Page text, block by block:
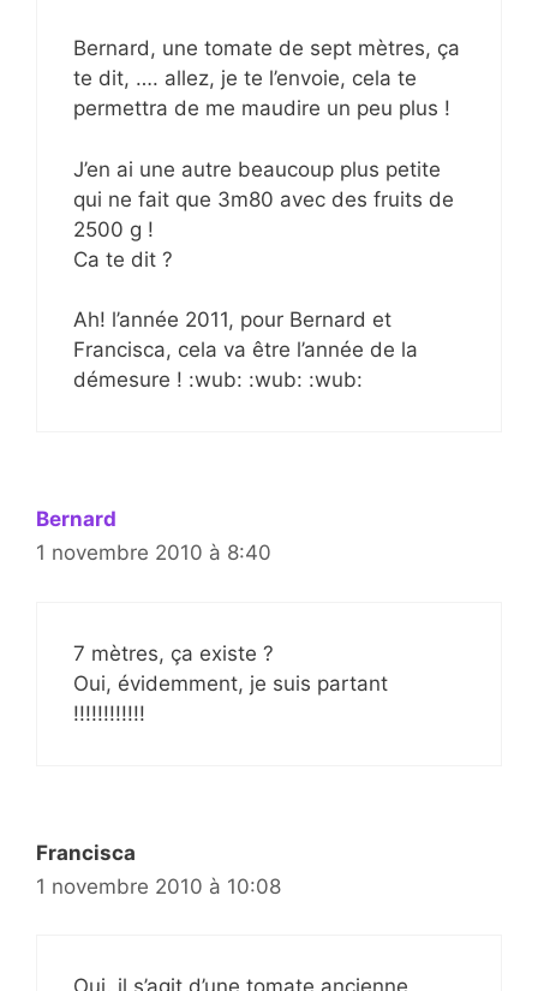
Bernard, une tomate de sept mètres, ça
te dit, …. allez, je te l’envoie, cela te
permettra de me maudire un peu plus !
J’en ai une autre beaucoup plus petite
qui ne fait que 3m80 avec des fruits de
2500 g !
Ca te dit ?
Ah! l’année 2011, pour Bernard et
Francisca, cela va être l’année de la
démesure ! :wub: :wub: :wub:
Bernard
1 novembre 2010 à 8:40
7 mètres, ça existe ?
Oui, évidemment, je suis partant
!!!!!!!!!!!!
Francisca
1 novembre 2010 à 10:08